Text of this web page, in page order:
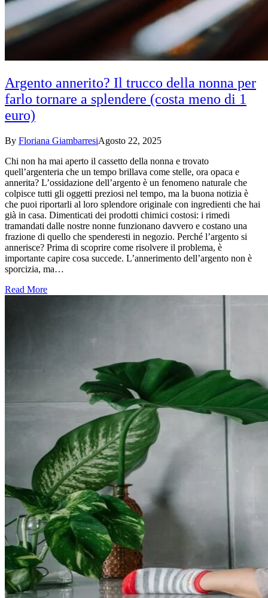
Argento annerito? Il trucco della nonna per
farlo tornare a splendere (costa meno di 1
euro)
By Floriana GiambarresiAgosto 22, 2025
Chi non ha mai aperto il cassetto della nonna e trovato
quell’argenteria che un tempo brillava come stelle, ora opaca e
annerita? L’ossidazione dell’argento è un fenomeno naturale che
colpisce tutti gli oggetti preziosi nel tempo, ma la buona notizia è
che puoi riportarli al loro splendore originale con ingredienti che hai
già in casa. Dimenticati dei prodotti chimici costosi: i rimedi
tramandati dalle nostre nonne funzionano davvero e costano una
frazione di quello che spenderesti in negozio. Perché l’argento si
annerisce? Prima di scoprire come risolvere il problema, è
importante capire cosa succede. L’annerimento dell’argento non è
sporcizia, ma…
Read More